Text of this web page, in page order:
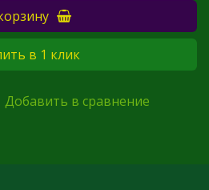
Добавить в сравнение
в 1 клик